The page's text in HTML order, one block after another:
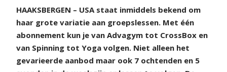
HAAKSBERGEN – USA staat inmiddels bekend om
haar grote variatie aan groepslessen. Met één
abonnement kun je van Advagym tot CrossBox en
van Spinning tot Yoga volgen. Niet alleen het
gevarieerde aanbod maar ook 7 ochtenden en 5